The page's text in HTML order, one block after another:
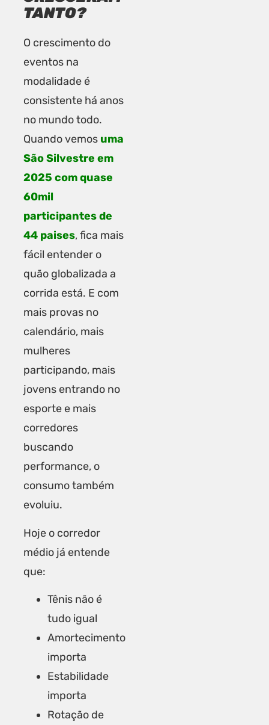
TANTO?
O crescimento do
eventos na
modalidade é
consistente há anos
no mundo todo.
Quando vemos uma
São Silvestre em
2025 com quase
60mil
participantes de
44 paises, fica mais
fácil entender o
quão globalizada a
corrida está. E com
mais provas no
calendário, mais
mulheres
participando, mais
jovens entrando no
esporte e mais
corredores
buscando
performance, o
consumo também
evoluiu.
Hoje o corredor
médio já entende
que:
Tênis não é
tudo igual
Amortecimento
importa
Estabilidade
importa
Rotação de